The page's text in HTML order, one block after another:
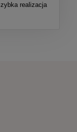
realizacja